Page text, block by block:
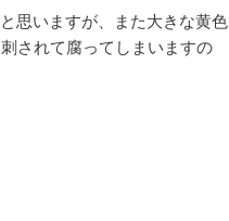
思いますが、また大きな黄色
されて腐ってしまいますの